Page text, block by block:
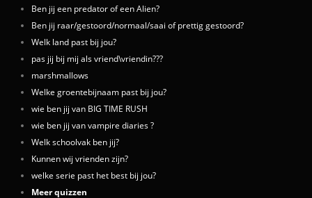
Ben jij een predator of een Alien?
Ben jij raar/gestoord/normaal/saai of prettig gestoord?
Welk land past bij jou?
pas jij bij mij als vriend\vriendin???
marshmallows
Welke groentebijnaam past bij jou?
wie ben jij van BIG TIME RUSH
wie ben jij van vampire diaries ?
Welk schoolvak ben jij?
Kunnen wij vrienden zijn?
welke serie past het best bij jou?
Meer quizzen